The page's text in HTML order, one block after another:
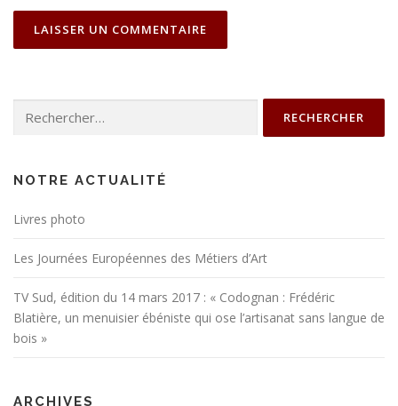
NOTRE ACTUALITÉ
Livres photo
Les Journées Européennes des Métiers d’Art
TV Sud, édition du 14 mars 2017 : « Codognan : Frédéric
Blatière, un menuisier ébéniste qui ose l’artisanat sans langue de
bois »
ARCHIVES